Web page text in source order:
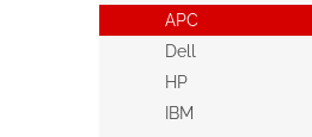
APC
Dell
HP
IBM